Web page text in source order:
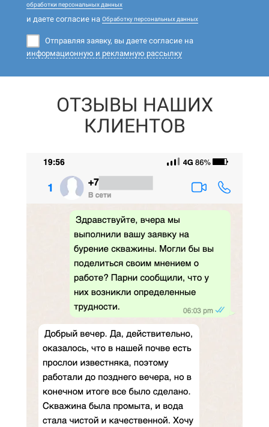
обработки персональных данных
и даете согласие на Обработку персональных данных
Отправляя заявку, вы даете согласие на
информационную и рекламную рассылку
ОТЗЫВЫ НАШИХ
КЛИЕНТОВ